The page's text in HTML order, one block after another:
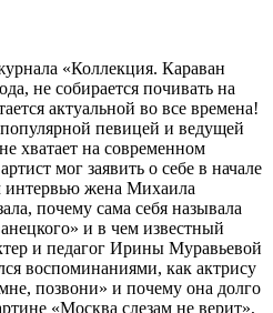
«Коллекция. Караван
не собирается почивать на
актуальной во все времена!
певицей и ведущей
хватает на современном
мог заявить о себе в начале
интервью жена Михаила
почему сама себя называла
и в чем известный
и педагог Ирины Муравьевой
воспоминаниями, как актрису
позвони» и почему она долго
«Москва слезам не верит»,